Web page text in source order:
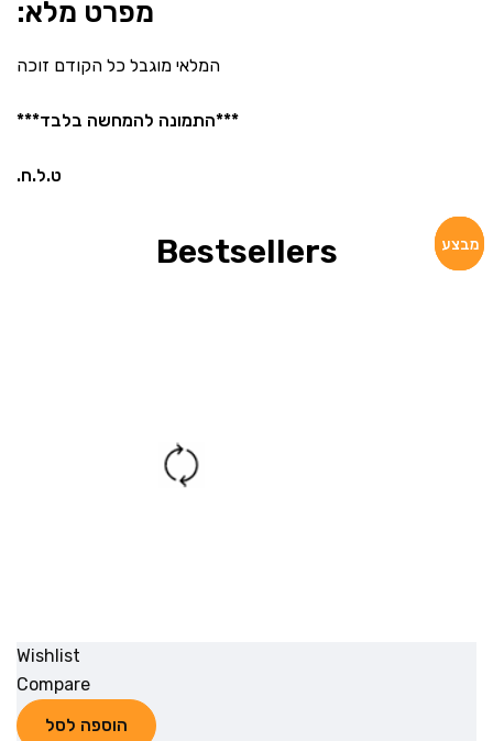
מפרט מלא:
המלאי מוגבל כל הקודם זוכה
***התמונה להמחשה בלבד***
ט.ל.ח.
Bestsellers מבצע
Wishlist
Compare
הוספה לסל
מבצע
מבצע